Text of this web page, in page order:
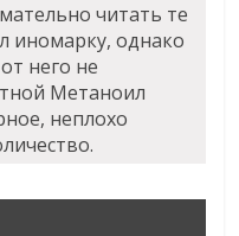
читать те
иномарку, однако
него не
Метаноил
неплохо